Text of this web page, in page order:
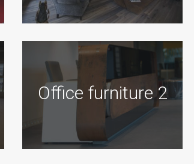
Office furniture 2